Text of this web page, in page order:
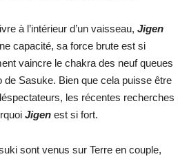
à l’intérieur d’un vaisseau, Jigen
capacité, sa force brute est si
vaincre le chakra des neuf queues
de Sasuke. Bien que cela puisse être
les récentes recherches
Jigen est si fort.
sont venus sur Terre en couple,